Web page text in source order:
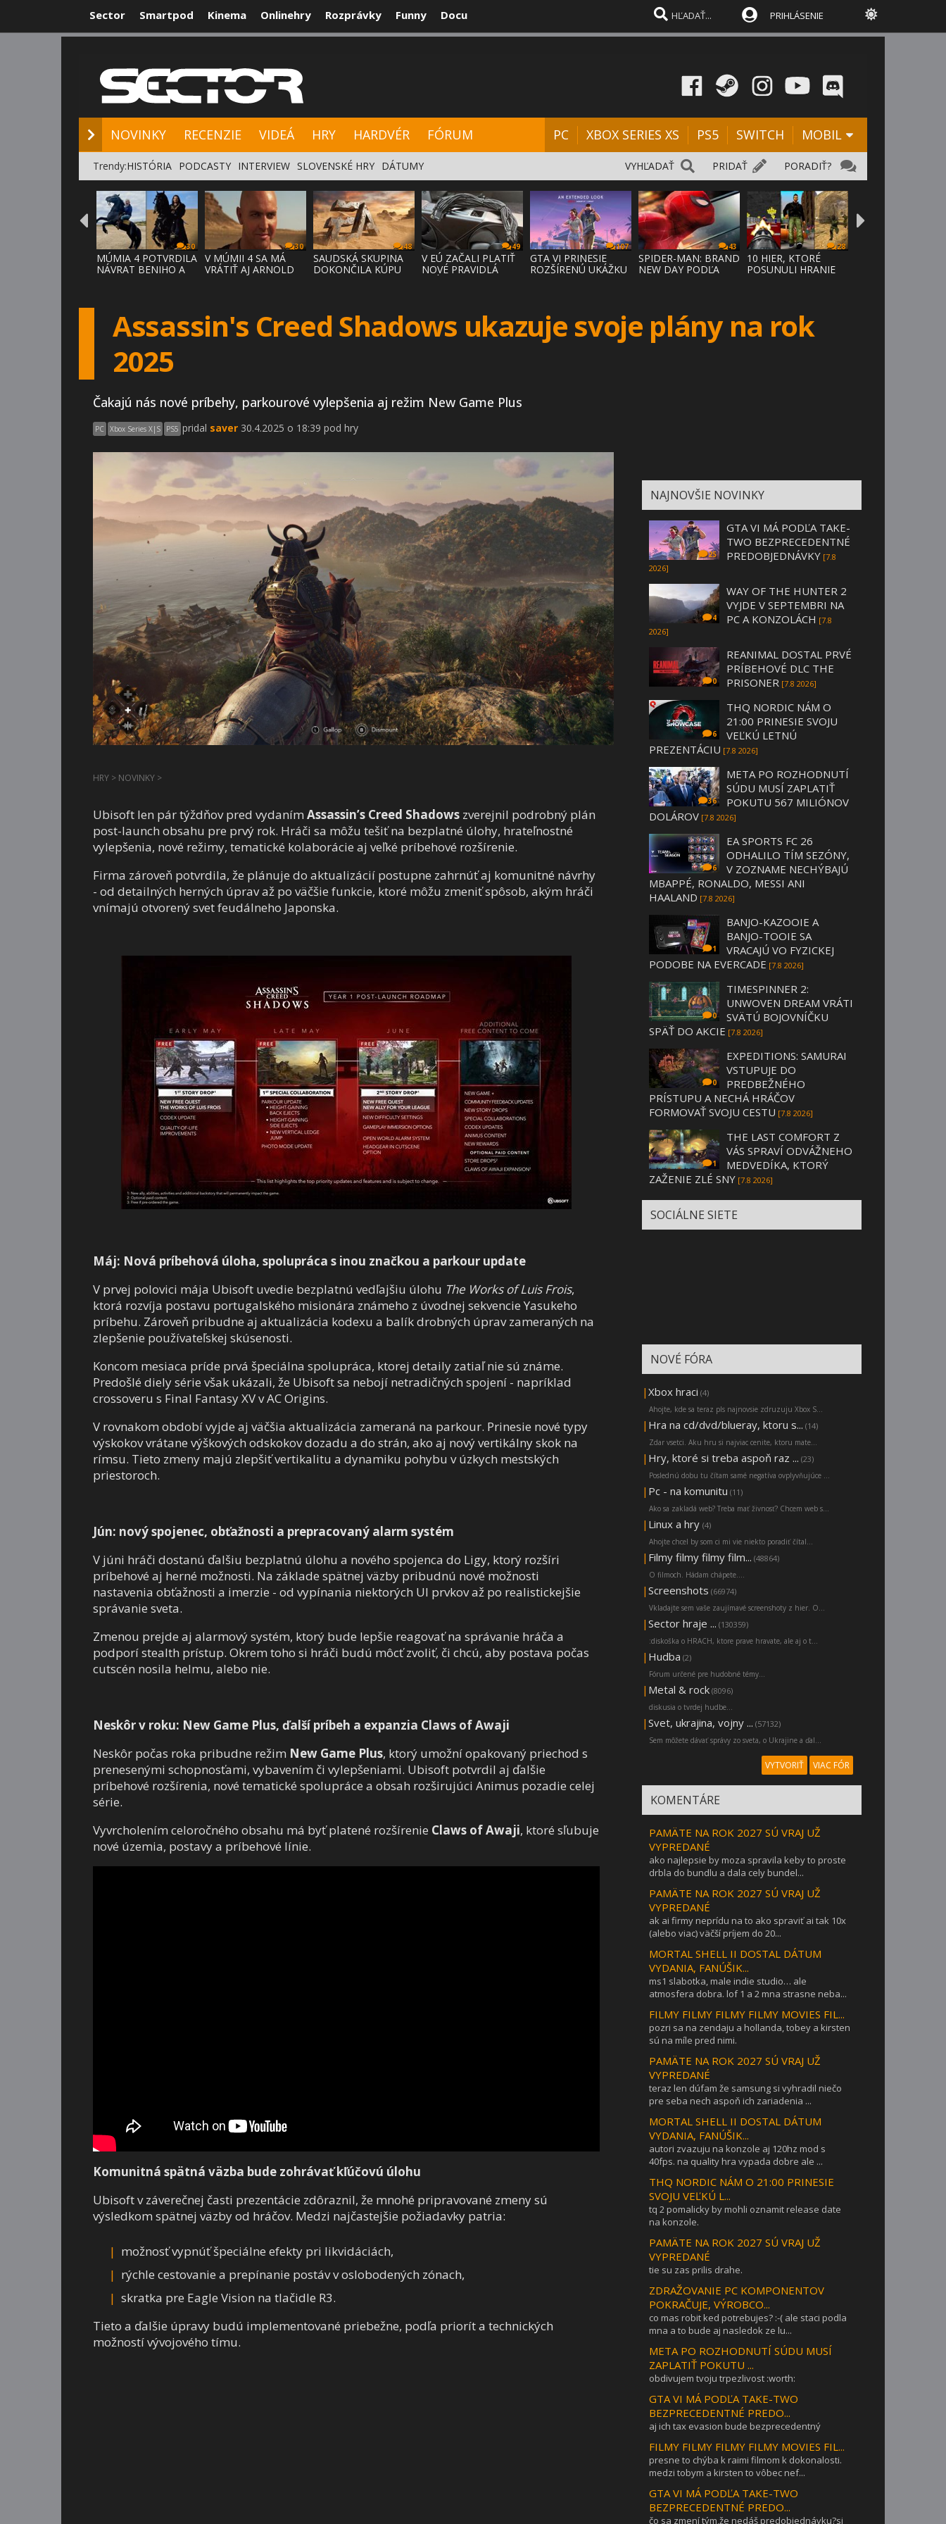
Sector Smartpod Kinema Onlinehry Rozprávky Funny Docu PRIHLÁSENIE
NOVINKY RECENZIE VIDEÁ HRY HARDVÉR FÓRUM PC XBOX SERIES XS PS5 SWITCH MOBIL
PORADIŤ?
PRIDAŤ
VYHĽADAŤ
Trendy:HISTÓRIA PODCASTY INTERVIEW SLOVENSKÉ HRY DÁTUMY
30
MÚMIA 4 POTVRDILA
NÁVRAT BENIHO A
30
V MÚMII 4 SA MÁ
VRÁTIŤ AJ ARNOLD
48
SAUDSKÁ SKUPINA
DOKONČILA KÚPU
49
V EÚ ZAČALI PLATIŤ
NOVÉ PRAVIDLÁ
107
GTA VI PRINESIE
ROZŠÍRENÚ UKÁŽKU
43
SPIDER-MAN: BRAND
NEW DAY PODĽA
28
10 HIER, KTORÉ
POSUNULI HRANIE
Assassin's Creed Shadows ukazuje svoje plány na rok
2025
Čakajú nás nové príbehy, parkourové vylepšenia aj režim New Game Plus
PC Xbox Series X|S PS5 pridal saver 30.4.2025 o 18:39 pod hry
HRY > NOVINKY >
Ubisoft len pár týždňov pred vydaním Assassin’s Creed Shadows zverejnil podrobný plán
post-launch obsahu pre prvý rok. Hráči sa môžu tešiť na bezplatné úlohy, hrateľnostné
vylepšenia, nové režimy, tematické kolaborácie aj veľké príbehové rozšírenie.
Firma zároveň potvrdila, že plánuje do aktualizácií postupne zahrnúť aj komunitné návrhy
- od detailných herných úprav až po väčšie funkcie, ktoré môžu zmeniť spôsob, akým hráči
vnímajú otvorený svet feudálneho Japonska.
Máj: Nová príbehová úloha, spolupráca s inou značkou a parkour update
V prvej polovici mája Ubisoft uvedie bezplatnú vedľajšiu úlohu The Works of Luis Frois,
ktorá rozvíja postavu portugalského misionára známeho z úvodnej sekvencie Yasukeho
príbehu. Zároveň pribudne aj aktualizácia kodexu a balík drobných úprav zameraných na
zlepšenie používateľskej skúsenosti.
Koncom mesiaca príde prvá špeciálna spolupráca, ktorej detaily zatiaľ nie sú známe.
Predošlé diely série však ukázali, že Ubisoft sa nebojí netradičných spojení - napríklad
crossoveru s Final Fantasy XV v AC Origins.
V rovnakom období vyjde aj väčšia aktualizácia zameraná na parkour. Prinesie nové typy
výskokov vrátane výškových odskokov dozadu a do strán, ako aj nový vertikálny skok na
rímsu. Tieto zmeny majú zlepšiť vertikalitu a dynamiku pohybu v úzkych mestských
priestoroch.
Jún: nový spojenec, obťažnosti a prepracovaný alarm systém
V júni hráči dostanú ďalšiu bezplatnú úlohu a nového spojenca do Ligy, ktorý rozšíri
príbehové aj herné možnosti. Na základe spätnej väzby pribudnú nové možnosti
nastavenia obťažnosti a imerzie - od vypínania niektorých UI prvkov až po realistickejšie
správanie sveta.
Zmenou prejde aj alarmový systém, ktorý bude lepšie reagovať na správanie hráča a
podporí stealth prístup. Okrem toho si hráči budú môcť zvoliť, či chcú, aby postava počas
cutscén nosila helmu, alebo nie.
Neskôr v roku: New Game Plus, ďalší príbeh a expanzia Claws of Awaji
Neskôr počas roka pribudne režim New Game Plus, ktorý umožní opakovaný priechod s
prenesenými schopnosťami, vybavením či vylepšeniami. Ubisoft potvrdil aj ďalšie
príbehové rozšírenia, nové tematické spolupráce a obsah rozširujúci Animus pozadie celej
série.
Vyvrcholením celoročného obsahu má byť platené rozšírenie Claws of Awaji, ktoré sľubuje
nové územia, postavy a príbehové línie.
Komunitná spätná väzba bude zohrávať kľúčovú úlohu
Ubisoft v záverečnej časti prezentácie zdôraznil, že mnohé pripravované zmeny sú
výsledkom spätnej väzby od hráčov. Medzi najčastejšie požiadavky patria:
možnosť vypnúť špeciálne efekty pri likvidáciách,
rýchle cestovanie a prepínanie postáv v oslobodených zónach,
skratka pre Eagle Vision na tlačidle R3.
Tieto a ďalšie úpravy budú implementované priebežne, podľa priorít a technických
možností vývojového tímu.
NAJNOVŠIE NOVINKY
25
GTA VI MÁ PODĽA TAKE-
TWO BEZPRECEDENTNÉ
PREDOBJEDNÁVKY [7.8
2026]
4
WAY OF THE HUNTER 2
VYJDE V SEPTEMBRI NA
PC A KONZOLÁCH [7.8
2026]
0
REANIMAL DOSTAL PRVÉ
PRÍBEHOVÉ DLC THE
PRISONER [7.8 2026]
6
THQ NORDIC NÁM O
21:00 PRINESIE SVOJU
VEĽKÚ LETNÚ
PREZENTÁCIU [7.8 2026]
36
META PO ROZHODNUTÍ
SÚDU MUSÍ ZAPLATIŤ
POKUTU 567 MILIÓNOV
DOLÁROV [7.8 2026]
6
EA SPORTS FC 26
ODHALILO TÍM SEZÓNY,
V ZOZNAME NECHÝBAJÚ
MBAPPÉ, RONALDO, MESSI ANI
HAALAND [7.8 2026]
1
BANJO-KAZOOIE A
BANJO-TOOIE SA
VRACAJÚ VO FYZICKEJ
PODOBE NA EVERCADE [7.8 2026]
0
TIMESPINNER 2:
UNWOVEN DREAM VRÁTI
SVÄTÚ BOJOVNÍČKU
SPÄŤ DO AKCIE [7.8 2026]
0
EXPEDITIONS: SAMURAI
VSTUPUJE DO
PREDBEŽNÉHO
PRÍSTUPU A NECHÁ HRÁČOV
FORMOVAŤ SVOJU CESTU [7.8 2026]
1
THE LAST COMFORT Z
VÁS SPRAVÍ ODVÁŽNEHO
MEDVEDÍKA, KTORÝ
ZAŽENIE ZLÉ SNY [7.8 2026]
SOCIÁLNE SIETE
NOVÉ FÓRA
| Xbox hraci (4)
Ahojte, kde sa teraz pls najnovsie zdruzuju Xbox S...
| Hra na cd/dvd/blueray, ktoru s... (14)
Zdar vsetci. Aku hru si najviac cenite, ktoru mate...
| Hry, ktoré si treba aspoň raz ... (23)
Poslednú dobu tu čítam samé negatíva ovplyvňujúce ...
| Pc - na komunitu (11)
Ako sa zakladá web? Treba mať živnosť? Chcem web s...
| Linux a hry (4)
Ahojte chcel by som ci mi vie niekto poradiť čítal...
| Filmy filmy filmy film... (48864)
O filmoch. Hádam chápete....
| Screenshots (66974)
Vkladajte sem vaše zaujímavé screenshoty z hier. O...
| Sector hraje ... (130359)
:diskoška o HRACH, ktore prave hravate, ale aj o t...
| Hudba (2)
Fórum určené pre hudobné témy...
| Metal & rock (8096)
diskusia o tvrdej hudbe...
| Svet, ukrajina, vojny ... (57132)
Sem môžete dávať správy zo sveta, o Ukrajine a ďal...
VYTVORIŤ VIAC FÓR
KOMENTÁRE
PAMÄTE NA ROK 2027 SÚ VRAJ UŽ
VYPREDANÉ
ako najlepsie by moza spravila keby to proste
drbla do bundlu a dala cely bundel...
PAMÄTE NA ROK 2027 SÚ VRAJ UŽ
VYPREDANÉ
ak ai firmy neprídu na to ako spraviť ai tak 10x
(alebo viac) väčší príjem do 20...
MORTAL SHELL II DOSTAL DÁTUM
VYDANIA, FANÚŠIK...
ms1 slabotka, male indie studio… ale
atmosfera dobra. lof 1 a 2 mna strasne neba...
FILMY FILMY FILMY FILMY MOVIES FIL...
pozri sa na zendaju a hollanda, tobey a kirsten
sú na míle pred nimi.
PAMÄTE NA ROK 2027 SÚ VRAJ UŽ
VYPREDANÉ
teraz len dúfam že samsung si vyhradil niečo
pre seba nech aspoň ich zariadenia ...
MORTAL SHELL II DOSTAL DÁTUM
VYDANIA, FANÚŠIK...
autori zvazuju na konzole aj 120hz mod s
40fps. na quality hra vypada dobre ale ...
THQ NORDIC NÁM O 21:00 PRINESIE
SVOJU VEĽKÚ L...
tq 2 pomalicky by mohli oznamit release date
na konzole.
PAMÄTE NA ROK 2027 SÚ VRAJ UŽ
VYPREDANÉ
tie su zas prilis drahe.
ZDRAŽOVANIE PC KOMPONENTOV
POKRAČUJE, VÝROBCO...
co mas robit ked potrebujes? :-( ale staci podla
mna a to bude aj nasledok ze lu...
META PO ROZHODNUTÍ SÚDU MUSÍ
ZAPLATIŤ POKUTU ...
obdivujem tvoju trpezlivost :worth:
GTA VI MÁ PODĽA TAKE-TWO
BEZPRECEDENTNÉ PREDO...
aj ich tax evasion bude bezprecedentný
FILMY FILMY FILMY FILMY MOVIES FIL...
presne to chýba k raimi filmom k dokonalosti.
medzi tobym a kirsten to vôbec nef...
GTA VI MÁ PODĽA TAKE-TWO
BEZPRECEDENTNÉ PREDO...
čo sa zmení tým,že nedáš predobjednávku?si